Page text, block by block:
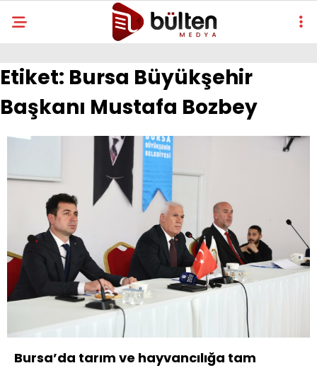
Etiket: Bursa Büyükşehir
Başkanı Mustafa Bozbey
Bursa’da tarım ve hayvancılığa tam